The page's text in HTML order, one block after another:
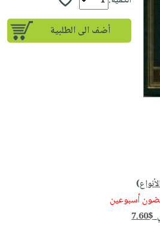
أضف الى الطلبية
)
أسبوعين
7.60$